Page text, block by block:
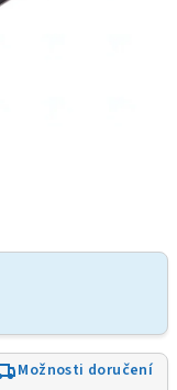
Možnosti doručení